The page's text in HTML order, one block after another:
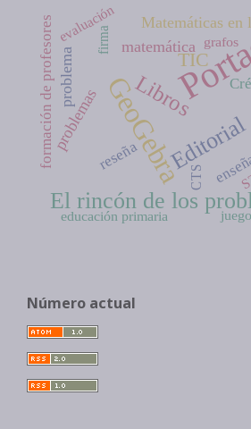
GeoGebraEditorial
El rincón de los
Libros
TIC
matemática
Matemáticas en
problema
problemas
reseña
formación de profesores
educación primaria
firma
evaluación
CTS
grafos
Número actual